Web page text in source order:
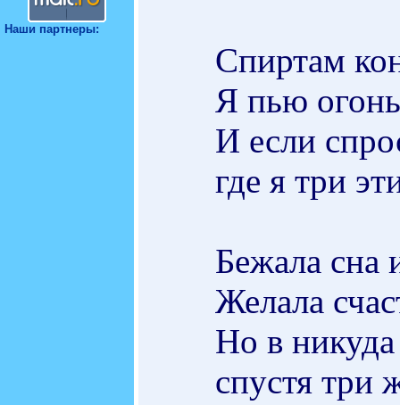
Наши партнеры:
Спиртам
Я пью
И если
где я три
Бежала сна
Желала
Но в никуда
спустя три